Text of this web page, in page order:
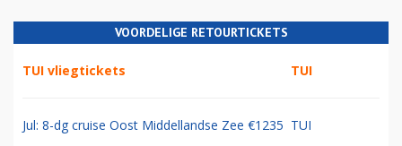
VOORDELIGE RETOURTICKETS
TUI vliegtickets TUI
Jul: 8-dg cruise Oost Middellandse Zee €1235 TUI